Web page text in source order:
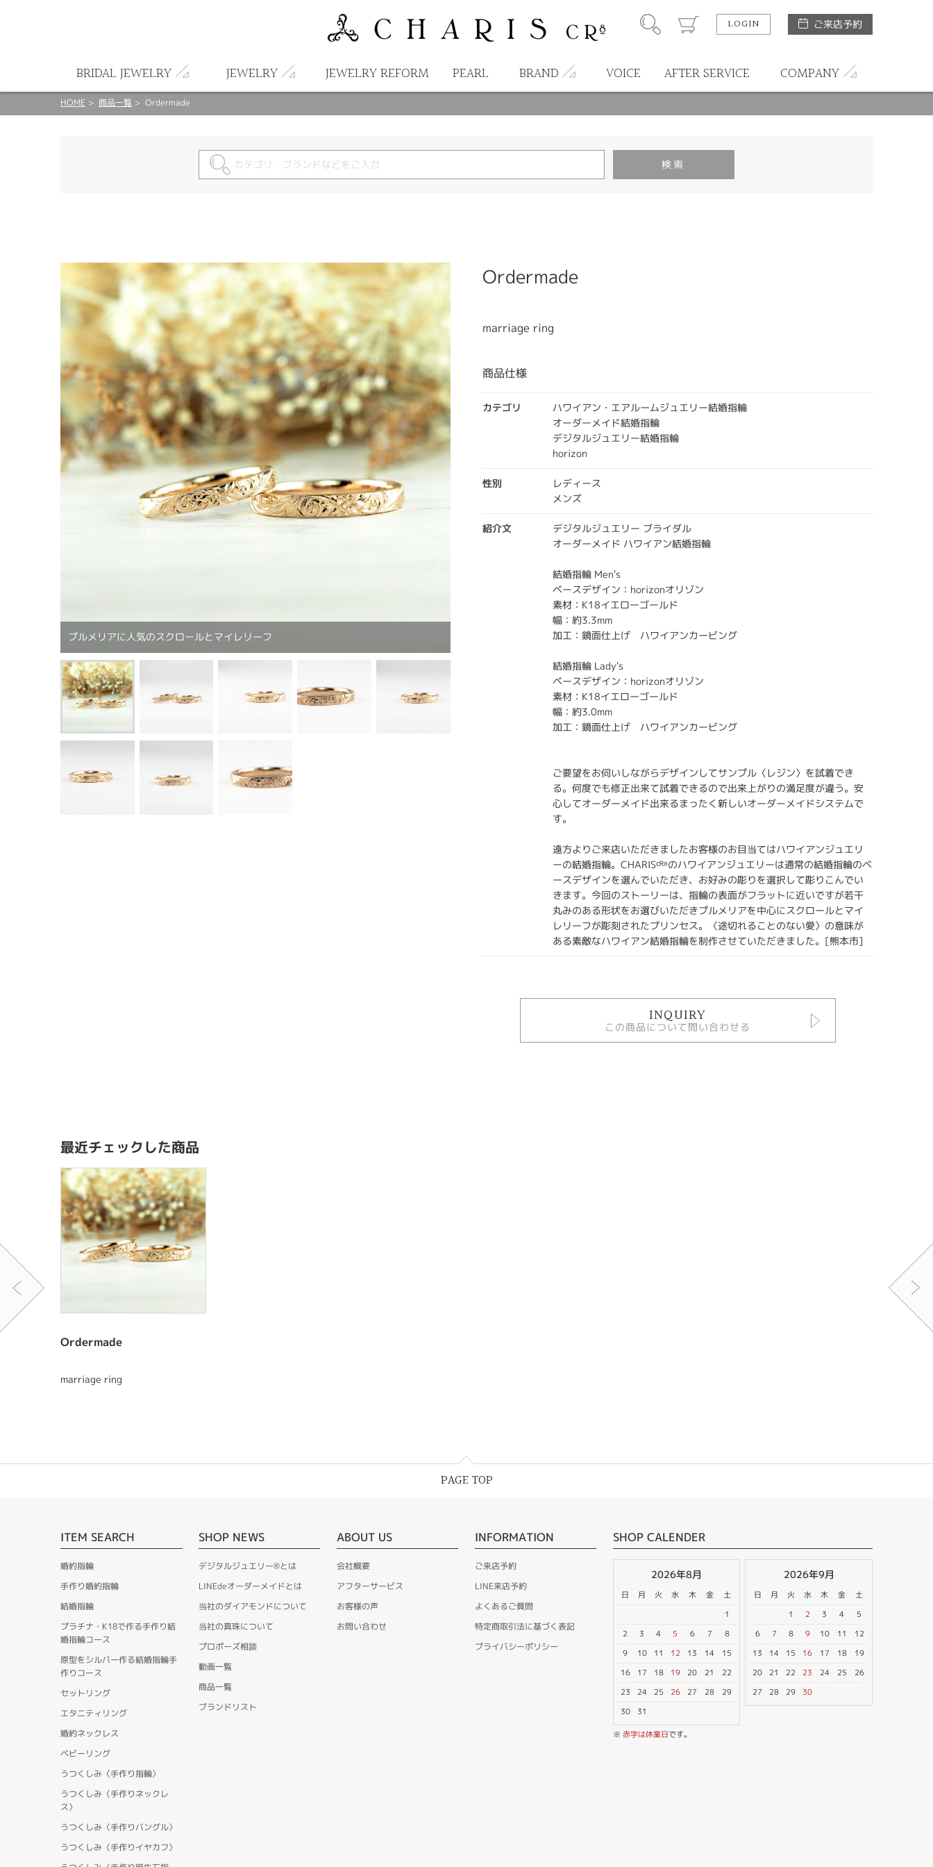
LOGIN ご来店予約
BRIDAL JEWELRY JEWELRY JEWELRY REFORM PEARL BRAND VOICE AFTER SERVICE COMPANY
HOME 商品一覧 Ordermade
プルメリアに人気のスクロールとマイレリーフ
Ordermade
marriage ring
商品仕様
カテゴリ
ハワイアン・エアルームジュエリー結婚指輪
オーダーメイド結婚指輪
デジタルジュエリー結婚指輪
horizon
性別
レディース
メンズ
紹介文
デジタルジュエリー ブライダル
オーダーメイド ハワイアン結婚指輪
結婚指輪 Men's
ベースデザイン：horizonオリゾン
素材：K18イエローゴールド
幅：約3.3mm
加工：鏡面仕上げ ハワイアンカービング
結婚指輪 Lady's
ベースデザイン：horizonオリゾン
素材：K18イエローゴールド
幅：約3.0mm
加工：鏡面仕上げ ハワイアンカービング
ご要望をお伺いしながらデザインしてサンプル〈レジン〉を試着でき
る。何度でも修正出来て試着できるので出来上がりの満足度が違う。安
心してオーダーメイド出来るまったく新しいオーダーメイドシステムで
す。
遠方よりご来店いただきましたお客様のお目当てはハワイアンジュエリ
ーの結婚指輪。CHARISᶜᴿ⁸のハワイアンジュエリーは通常の結婚指輪のベ
ースデザインを選んでいただき、お好みの彫りを選択して彫りこんでい
きます。今回のストーリーは、指輪の表面がフラットに近いですが若干
丸みのある形状をお選びいただきプルメリアを中心にスクロールとマイ
レリーフが彫刻されたプリンセス。〈途切れることのない愛〉の意味が
ある素敵なハワイアン結婚指輪を制作させていただきました。[熊本市]
INQUIRY
この商品について問い合わせる
最近チェックした商品
Ordermade
marriage ring
PAGE TOP
ITEM SEARCH
婚約指輪
手作り婚約指輪
結婚指輪
プラチナ・K18で作る手作り結
婚指輪コース
原型をシルバー作る結婚指輪手
作りコース
セットリング
エタニティリング
婚約ネックレス
ベビーリング
うつくしみ〈手作り指輪〉
うつくしみ〈手作りネックレ
ス〉
うつくしみ〈手作りバングル〉
うつくしみ〈手作りイヤカフ〉
SHOP NEWS
デジタルジュエリー®とは
LINEdeオーダーメイドとは
当社のダイアモンドについて
当社の真珠について
プロポーズ相談
動画一覧
商品一覧
ブランドリスト
ABOUT US
会社概要
アフターサービス
お客様の声
お問い合わせ
INFORMATION
ご来店予約
LINE来店予約
よくあるご質問
特定商取引法に基づく表記
プライバシーポリシー
SHOP CALENDER
2026年8月
日 月 火 水 木 金
土
1
2
3 4 5 6 7
8
9
10 11 12 13 14
15
16
17 18 19 20 21
22
23
24 25 26 27 28
29
30
31
2026年9月
日 月 火 水 木 金
土
1
2 3 4
5
6
7 8 9 10 11
12
13
14 15 16 17 18
19
20
21 22 23 24 25
26
27
28 29 30
※ 赤字は休業日です。